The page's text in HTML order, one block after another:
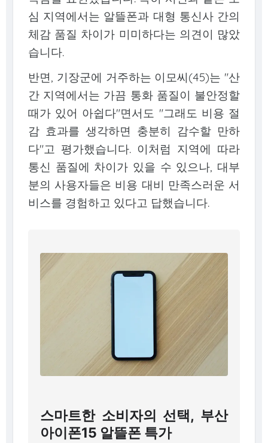
심 지역에서는 알뜰폰과 대형 통신사 간의
체감 품질 차이가 미미하다는 의견이 많았
습니다.
반면, 기장군에 거주하는 이모씨(45)는 "산
간 지역에서는 가끔 통화 품질이 불안정할
때가 있어 아쉽다"면서도 "그래도 비용 절
감 효과를 생각하면 충분히 감수할 만하
다"고 평가했습니다. 이처럼 지역에 따라
통신 품질에 차이가 있을 수 있으나, 대부
분의 사용자들은 비용 대비 만족스러운 서
비스를 경험하고 있다고 답했습니다.
스마트한 소비자의 선택, 부산
아이폰15 알뜰폰 특가